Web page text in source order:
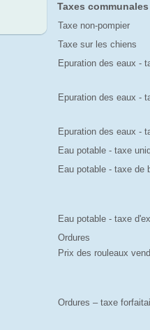
Taxes communales
Taxe non-pompier
Taxe sur les chiens
Epuration des eaux -
Epuration des eaux -
Epuration des eaux -
Eau potable - taxe
Eau potable - taxe de
Eau potable - taxe
Ordures
Prix des rouleaux
Ordures – taxe